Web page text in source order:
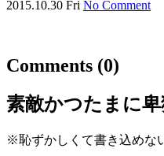
2015.10.30 Fri No Comment
Comments (0)
素敵かつたまに
※恥ずかしくて書き込めな